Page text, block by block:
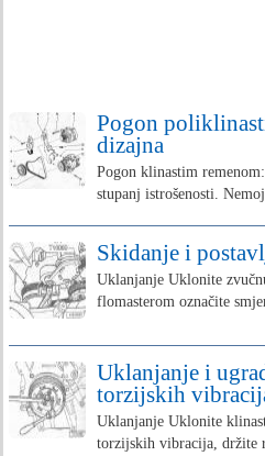
Pogon
dizajna
Pogon klinastim
stupanj istrošenosti.
Skidanje i
Uklanjanje Uklonite
flomasterom označite
Uklanjanje i
torzijskih
Uklanjanje Uklonite
torzijskih vibracija, držite